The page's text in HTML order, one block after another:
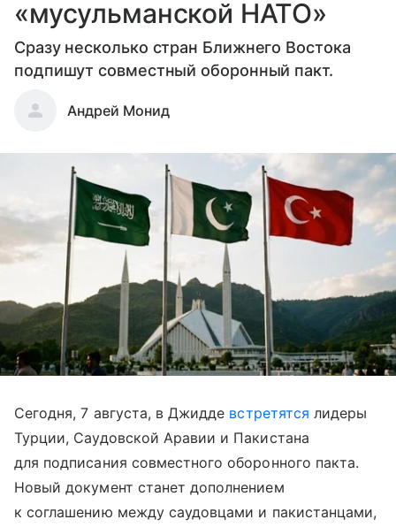
«мусульманской НАТО»
Сразу несколько стран Ближнего Востока
подпишут совместный оборонный пакт.
Андрей Монид
Сегодня, 7 августа, в Джидде встретятся лидеры
Турции, Саудовской Аравии и Пакистана
для подписания совместного оборонного пакта.
Новый документ станет дополнением
к соглашению между саудовцами и пакистанцами,